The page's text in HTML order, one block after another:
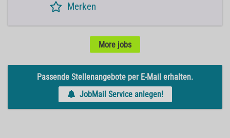
Merken
More jobs
Passende Stellenangebote per E-Mail erhalten.
JobMail Service anlegen!